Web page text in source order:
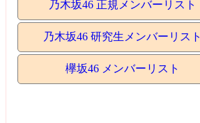
乃木坂46 正規メンバーリスト
乃木坂46 研究生メンバーリスト
欅坂46 メンバーリスト